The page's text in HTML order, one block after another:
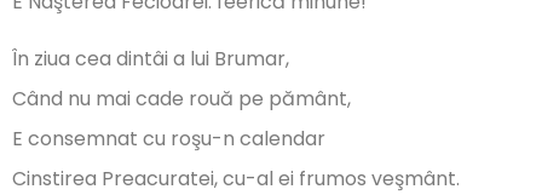
În ziua cea dintâi a lui Brumar,
Când nu mai cade rouă pe pământ,
E consemnat cu roşu-n calendar
Cinstirea Preacuratei, cu-al ei frumos veşmânt.